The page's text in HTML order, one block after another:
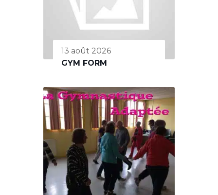
13 août 2026
GYM FORM